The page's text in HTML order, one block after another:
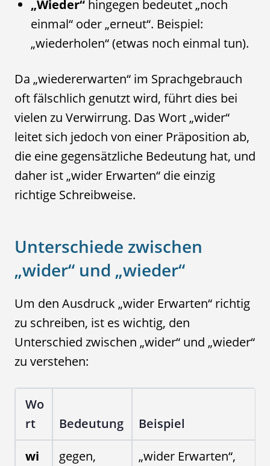
„Wieder“ hingegen bedeutet „noch
einmal“ oder „erneut“. Beispiel:
„wiederholen“ (etwas noch einmal tun).
Da „wiedererwarten“ im Sprachgebrauch
oft fälschlich genutzt wird, führt dies bei
vielen zu Verwirrung. Das Wort „wider“
leitet sich jedoch von einer Präposition ab,
die eine gegensätzliche Bedeutung hat, und
daher ist „wider Erwarten“ die einzig
richtige Schreibweise.
Unterschiede zwischen
„wider“ und „wieder“
Um den Ausdruck „wider Erwarten“ richtig
zu schreiben, ist es wichtig, den
Unterschied zwischen „wider“ und „wieder“
zu verstehen:
Wo
rt
Bedeutung
Beispiel
wi
gegen,
„wider Erwarten“,